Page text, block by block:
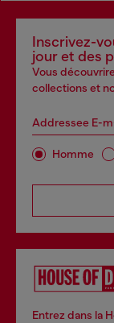
Inscrivez-
jour et des
Vous
collections et
Addressee E-
Homme
Entrez dans la